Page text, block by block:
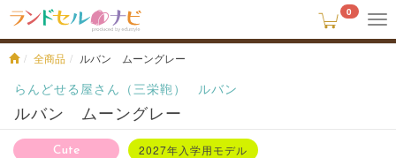
0
全商品 ルバン ムーングレー
らんどせる屋さん（三栄鞄） ルバン
ルバン ムーングレー
2027年入学用モデル